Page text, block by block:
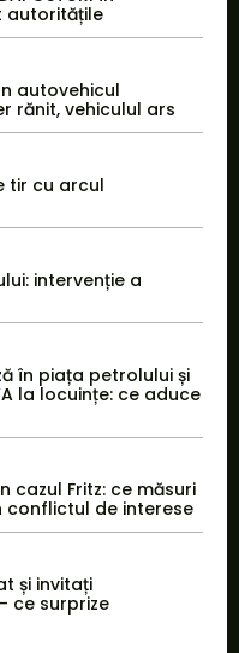
autoritățile
autovehicul
rănit, vehiculul ars
tir cu arcul
intervenție a
în piața petrolului și
la locuințe: ce aduce
cazul Fritz: ce măsuri
de interese
și invitați
ce surprize